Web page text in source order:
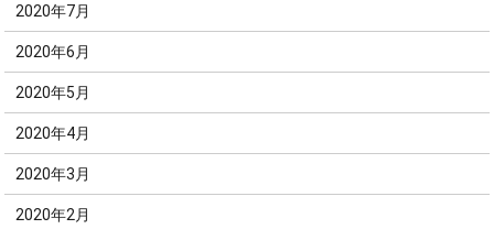
2020年7月
2020年6月
2020年5月
2020年4月
2020年3月
2020年2月